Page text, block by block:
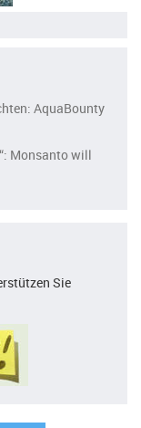
AquaBounty
Monsanto will
Sie